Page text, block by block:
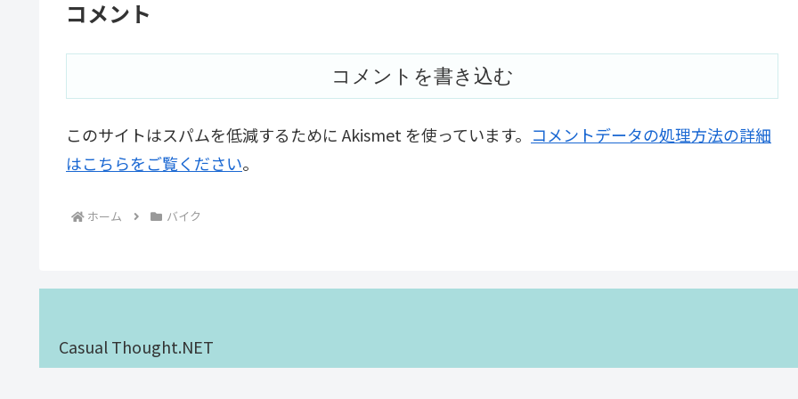
コメント
コメントを書き込む
このサイトはスパムを低減するために Akismet を使っています。 コメントデータの処理方法の詳細
はこちらをご覧ください。
ホーム バイク
Casual Thought.NET